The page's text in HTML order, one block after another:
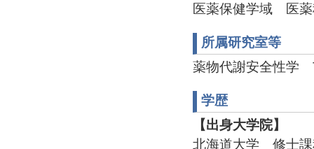
医薬保健学域 医薬
所属研究室等
薬物代謝安全性
学歴
【出身大学院】
北海道大学 修士